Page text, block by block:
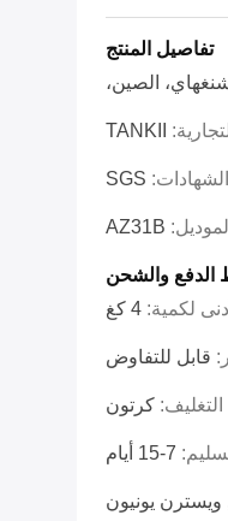
تفاصيل المنتج
الصين،
TANKII
SGS
AZ31B
والشحن
لكمية: 4 كغ
قابل للتفاوض
كرتون
7-15 أيام